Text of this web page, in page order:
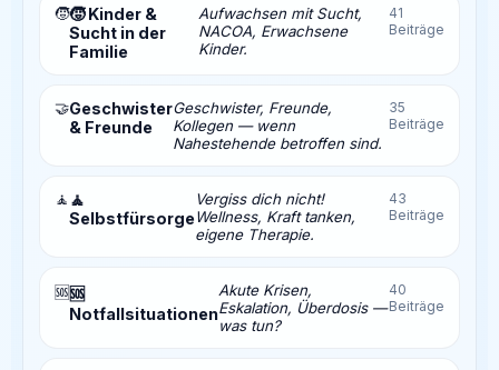
🧒🧒 Kinder &
Sucht in der
Familie
Aufwachsen mit Sucht,
NACOA, Erwachsene
Kinder.
41
Beiträge
🤝Geschwister
& Freunde
Geschwister, Freunde,
Kollegen — wenn
Nahestehende betroffen sind.
35
Beiträge
🧘 🧘
Selbstfürsorge
Vergiss dich nicht!
Wellness, Kraft tanken,
eigene Therapie.
43
Beiträge
🆘🆘
Notfallsituationen
Akute Krisen,
Eskalation, Überdosis —
was tun?
40
Beiträge